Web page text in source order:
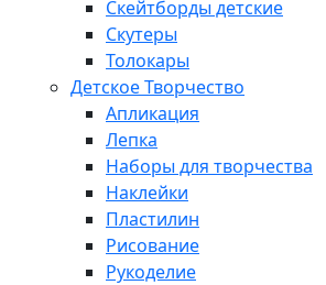
Скейтборды детские
Скутеры
Толокары
Детское Творчество
Апликация
Лепка
Наборы для творчества
Наклейки
Пластилин
Рисование
Рукоделие